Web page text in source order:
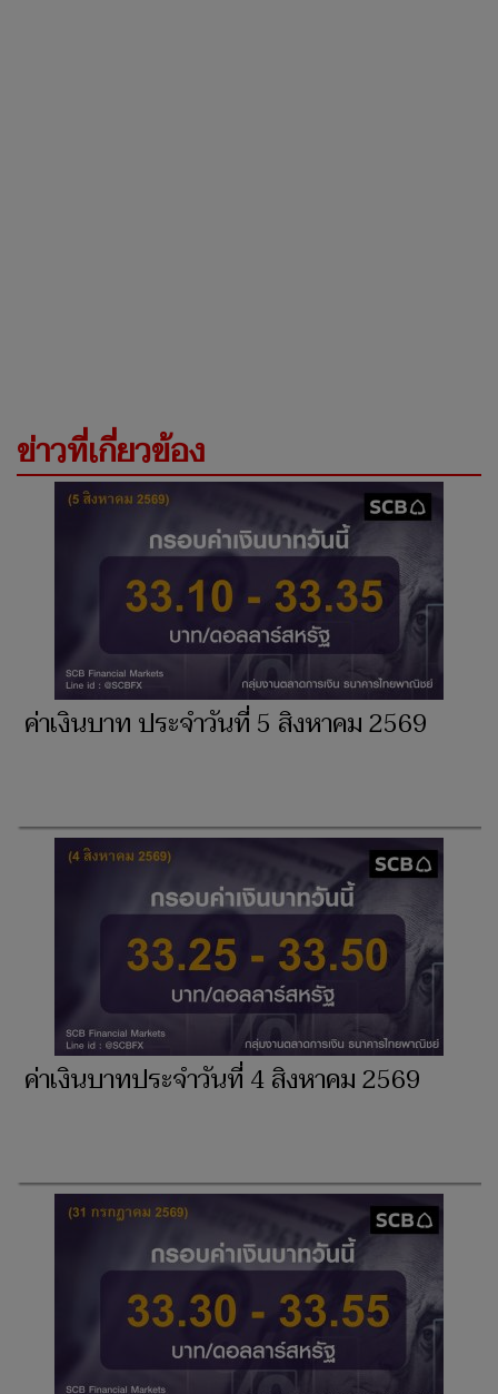
ข่าวที่เกี่ยวข้อง
ค่าเงินบาท ประจำวันที่ 5 สิงหาคม 2569
ค่าเงินบาทประจำวันที่ 4 สิงหาคม 2569